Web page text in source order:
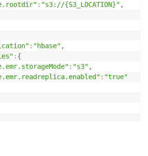
: "s3://{S3_LOCATION}" ,
: "hbase" ,
: {
: "s3" ,
: "true"